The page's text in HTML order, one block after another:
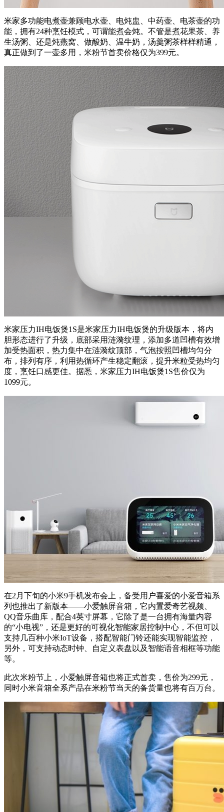
米家多功能电煮壶兼顾电水壶、电炖盅、中药壶、电茶壶的功
能，拥有24种烹饪模式，可谓能煮会炖。不管是煮花果茶、养
生汤粥、还是炖燕窝、做酸奶、温牛奶，汤羹粥茶样样精通，
真正做到了一壶多用，米粉节首卖价格仅为399元。
米家压力IH电饭煲1S是米家压力IH电饭煲的升级版本，将内
胆形态进行了升级，底部采用涟漪纹理，添加多道凹槽有效增
加受热面积，热力集中在涟漪纹顶部，气泡按照凹槽均匀分
布，排列有序，利用热循环产生稳定翻滚，提升米粒受热均匀
度，烹饪口感更佳。据悉，米家压力IH电饭煲1S售价仅为
1099元。
在2月下旬的小米9手机发布会上，备受用户喜爱的小爱音箱系
列也推出了新版本——小爱触屏音箱，它内置爱奇艺视频、
QQ音乐曲库，配合4英寸屏幕，它除了是一台拥有海量内容
的“小电视”，还是更好的可视化智能家居控制中心，不但可以
支持几百种小米IoT设备，搭配智能门铃还能实现智能监控，
另外，可支持动态时钟、自定义表盘以及智能语音相框等功能
等。
此次米粉节上，小爱触屏音箱也将正式首卖，售价为299元，
同时小米音箱全系产品在米粉节当天的备货量也将有百万台。